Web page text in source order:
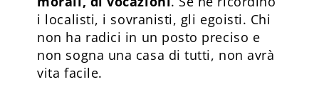
i localisti, i sovranisti, gli egoisti. Chi
non ha radici in un posto preciso e
non sogna una casa di tutti, non avrà
vita facile.